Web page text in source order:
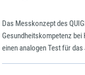
Das Messkonzept des
Gesundheitskompetenz
einen analogen Test für